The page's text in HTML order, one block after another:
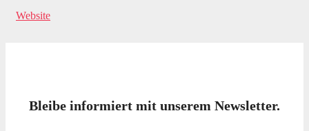
Website
Bleibe informiert mit unserem Newsletter.